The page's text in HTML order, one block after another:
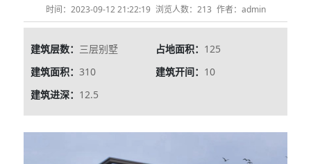
时间：2023-09-12 21:22:19 浏览人数：213 作者：admin
建筑层数： 三层别墅 占地面积： 125
建筑面积： 310 建筑开间： 10
建筑进深： 12.5